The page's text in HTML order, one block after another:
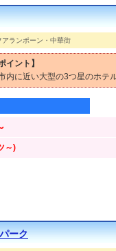
アランポーン・中華街
イント】
内に近い大型の3つ星のホテ
～)
ーク